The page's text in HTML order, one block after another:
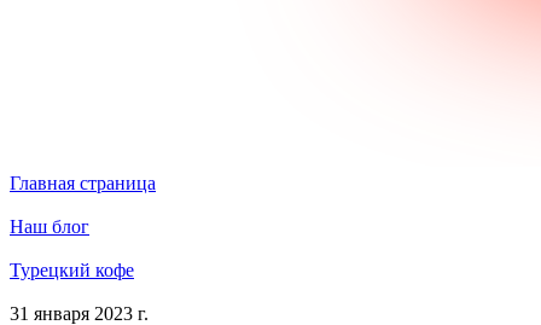
Главная страница
Наш блог
Турецкий кофе
31 января 2023 г.